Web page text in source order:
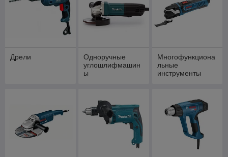
Дрели
Одноручные
углошлифмашин
ы
Многофункциона
льные
инструменты